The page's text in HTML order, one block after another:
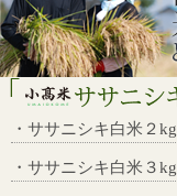
・ササニシキ白米２kg
・ササニシキ白米３kg